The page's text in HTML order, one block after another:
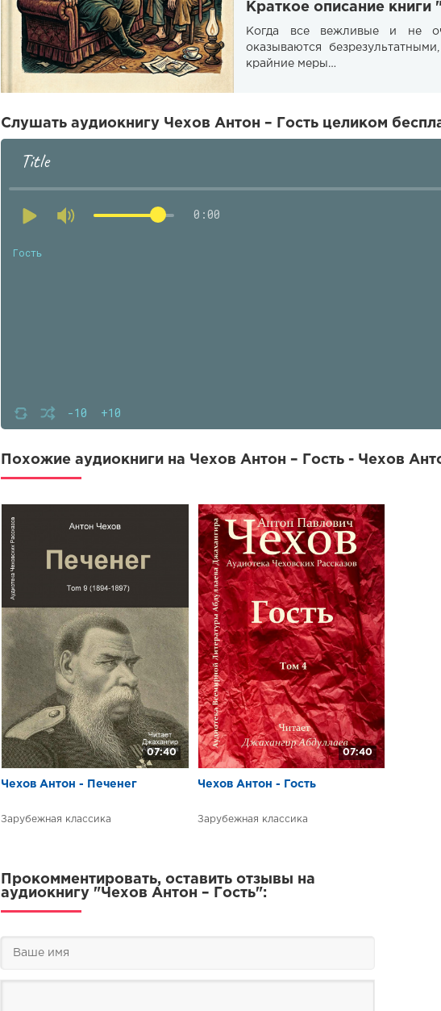
Краткое описание книги
Когда все вежливые и не
оказываются
крайние меры…
Слушать аудиокнигу Чехов Антон – Гость целиком
Title
0:00
-10 +10
Гость
Похожие аудиокниги на Чехов Антон – Гость - Чехов
07:40
Чехов Антон - Печенег
Зарубежная классика
07:40
Чехов Антон - Гость
Зарубежная классика
Прокомментировать, оставить отзывы на
аудиокнигу "Чехов Антон – Гость":